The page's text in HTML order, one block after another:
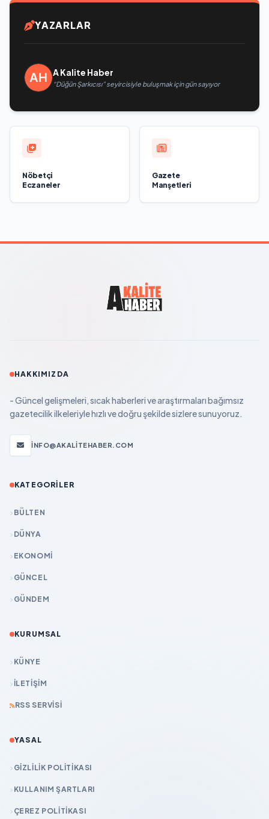
YAZARLAR
A Kalite Haber
“Düğün Şarkıcısı” seyircisiyle buluşmak için gün sayıyor
Nöbetçi
Eczaneler
Gazete
Manşetleri
HAKKIMIZDA
- Güncel gelişmeleri, sıcak haberleri ve araştırmaları bağımsız
gazetecilik ilkeleriyle hızlı ve doğru şekilde sizlere sunuyoruz.
INFO@AKALITEHABER.COM
KATEGORILER
BÜLTEN
DÜNYA
EKONOMİ
GÜNCEL
GÜNDEM
KURUMSAL
KÜNYE
İLETIŞIM
RSS SERVISI
YASAL
GIZLILIK POLITIKASI
KULLANIM ŞARTLARI
ÇEREZ POLITIKASI